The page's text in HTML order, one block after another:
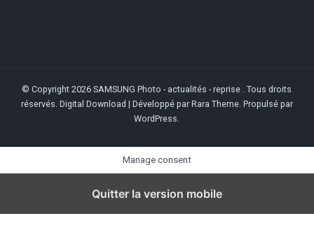
© Copyright 2026SAMSUNG Photo - actualités - reprise . Tous droits
réservés. Digital Download | Développé par Rara Theme . Propulsé par
WordPress
Manage consent
Quitter la version mobile